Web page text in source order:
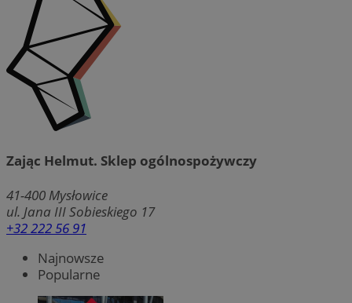
Zając Helmut. Sklep ogólnospożywczy
41-400 Mysłowice
ul. Jana III Sobieskiego 17
+32 222 56 91
Najnowsze
Popularne